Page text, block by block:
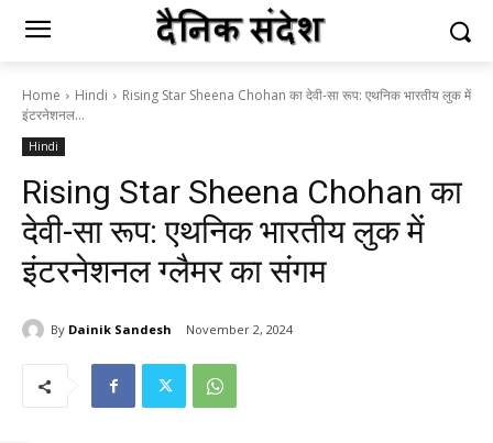
Home Hindi
Rising Star Sheena Chohan का देवी-सा रूप: एथनिक भारतीय लुक में
इंटरनेशनल...
Hindi
Rising Star Sheena Chohan का
देवी-सा रूप: एथनिक भारतीय लुक में
इंटरनेशनल ग्लैमर का संगम
By Dainik Sandesh November 2, 2024